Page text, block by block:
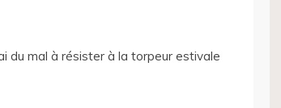
du mal à résister à la torpeur estivale